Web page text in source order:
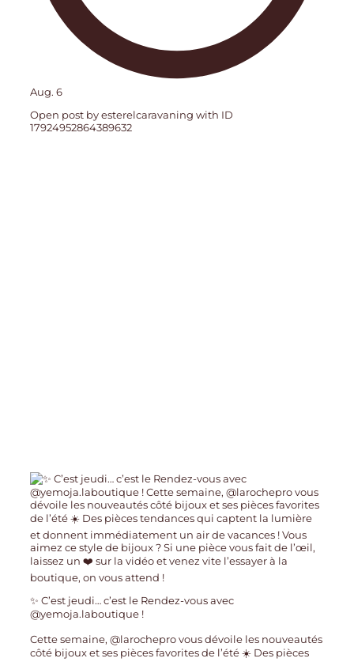
Aug. 6
Open post by esterelcaravaning with ID
17924952864389632
✨ C’est jeudi… c’est le Rendez-vous avec
@yemoja.laboutique !
Cette semaine, @larochepro vous dévoile les nouveautés
côté bijoux et ses pièces favorites de l’été ☀️ Des pièces